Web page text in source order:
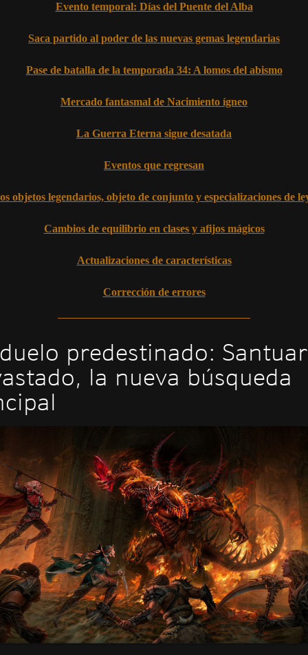
Evento temporal: Días del Puente del Alba
Saca partido al poder de las nuevas gemas legendarias
Pase de batalla de la temporada 34: A lomos del abismo
Mercado fantasmal de Nacimiento ígneo
La Guerra Eterna sigue desatada
Eventos que regresan
objetos legendarios, objeto de conjunto y especializaciones de
Cambios de equilibrio en clases y afijos mágicos
Actualizaciones de características
Corrección de errores
predestinado:
la nueva búsqueda